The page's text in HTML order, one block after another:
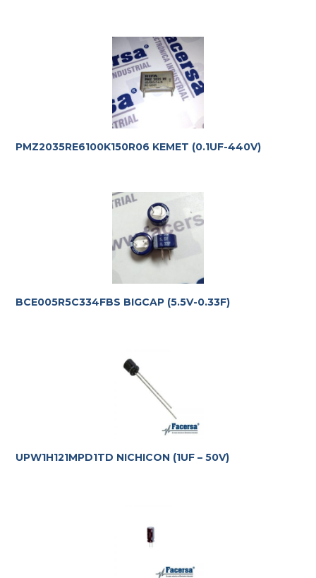
PMZ2035RE6100K150R06 KEMET (0.1UF-440V)
BCE005R5C334FBS BIGCAP (5.5V-0.33F)
UPW1H121MPD1TD NICHICON (1UF – 50V)
requerimientos.